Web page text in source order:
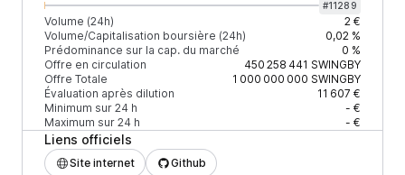
#11289
Volume (24h)
2 €
Volume/Capitalisation boursière (24h)
0,02 %
Prédominance sur la cap. du marché
0 %
Offre en circulation
450 258 441 SWINGBY
Offre Totale
1 000 000 000 SWINGBY
Évaluation après dilution
11 607 €
Minimum sur 24 h
- €
Maximum sur 24 h
- €
Liens officiels
Site internet Github